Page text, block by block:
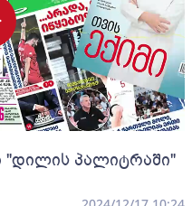
"დილის პალიტრაში"